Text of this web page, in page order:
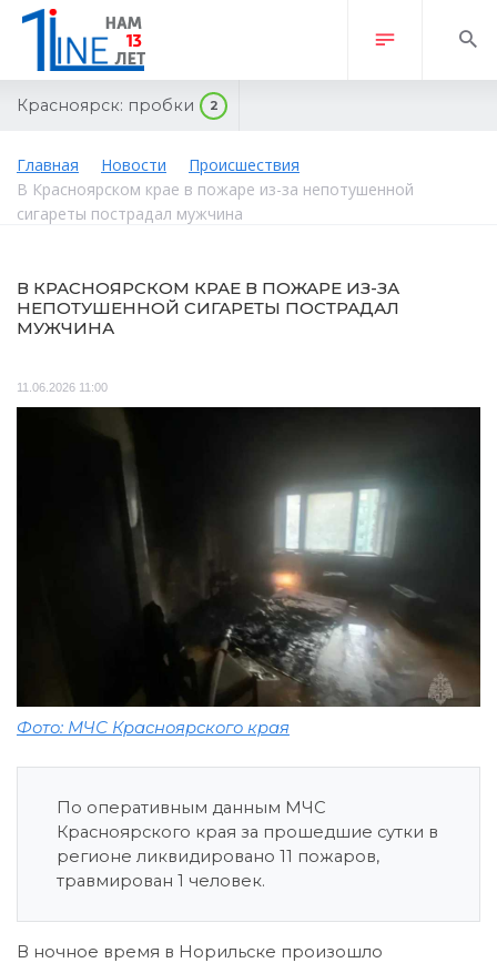
Красноярск: пробки 2
Главная Новости
Происшествия
В Красноярском крае в пожаре из-за непотушенной
сигареты пострадал мужчина
В КРАСНОЯРСКОМ КРАЕ В ПОЖАРЕ ИЗ-ЗА
НЕПОТУШЕННОЙ СИГАРЕТЫ ПОСТРАДАЛ
МУЖЧИНА
11.06.2026 11:00
Фото: МЧС Красноярского края
По оперативным данным МЧС
Красноярского края за прошедшие сутки в
регионе ликвидировано 11 пожаров,
травмирован 1 человек.
В ночное время в Норильске произошло